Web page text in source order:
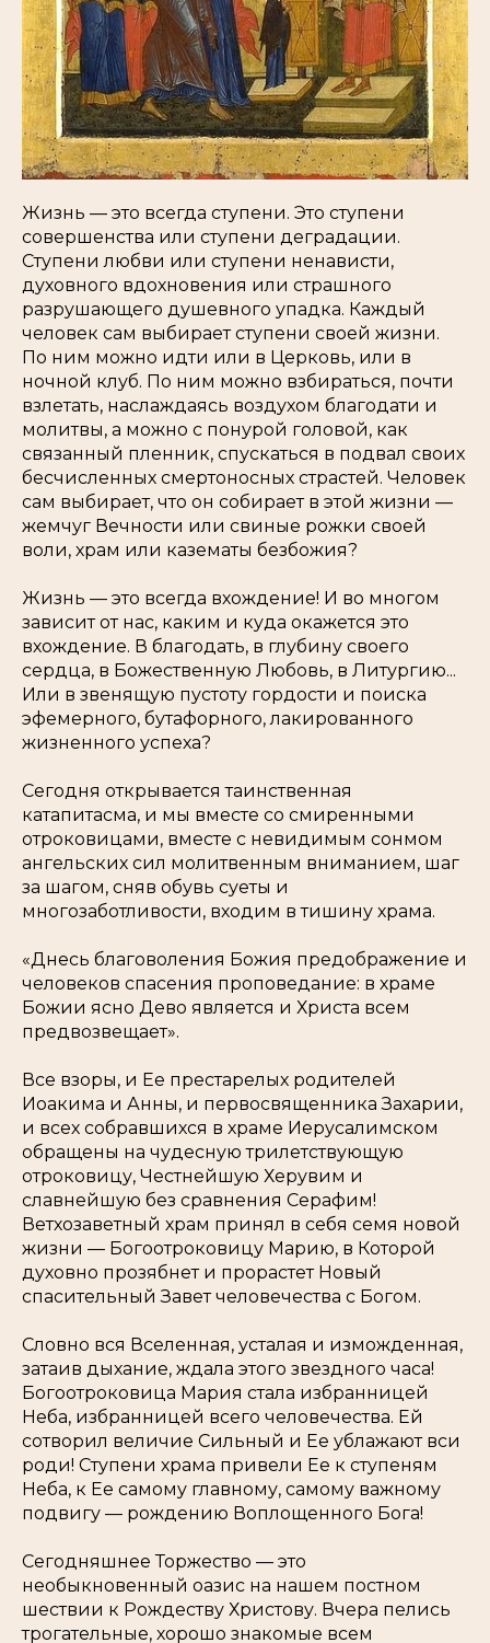
Жизнь — это всегда ступени. Это ступени
совершенства или ступени деградации.
Ступени любви или ступени ненависти,
духовного вдохновения или страшного
разрушающего душевного упадка. Каждый
человек сам выбирает ступени своей жизни.
По ним можно идти или в Церковь, или в
ночной клуб. По ним можно взбираться, почти
взлетать, наслаждаясь воздухом благодати и
молитвы, а можно с понурой головой, как
связанный пленник, спускаться в подвал своих
бесчисленных смертоносных страстей. Человек
сам выбирает, что он собирает в этой жизни —
жемчуг Вечности или свиные рожки своей
воли, храм или казематы безбожия?
Жизнь — это всегда вхождение! И во многом
зависит от нас, каким и куда окажется это
вхождение. В благодать, в глубину своего
сердца, в Божественную Любовь, в Литургию...
Или в звенящую пустоту гордости и поиска
эфемерного, бутафорного, лакированного
жизненного успеха?
Сегодня открывается таинственная
катапитасма, и мы вместе со смиренными
отроковицами, вместе с невидимым сонмом
ангельских сил молитвенным вниманием, шаг
за шагом, сняв обувь суеты и
многозаботливости, входим в тишину храма.
«Днесь благоволения Божия предображение и
человеков спасения проповедание: в храме
Божии ясно Дево является и Христа всем
предвозвещает».
Все взоры, и Ее престарелых родителей
Иоакима и Анны, и первосвященника Захарии,
и всех собравшихся в храме Иерусалимском
обращены на чудесную трилетствующую
отроковицу, Честнейшую Херувим и
славнейшую без сравнения Серафим!
Ветхозаветный храм принял в себя семя новой
жизни — Богоотроковицу Марию, в Которой
духовно прозябнет и прорастет Новый
спасительный Завет человечества с Богом.
Словно вся Вселенная, усталая и изможденная,
затаив дыхание, ждала этого звездного часа!
Богоотроковица Мария стала избранницей
Неба, избранницей всего человечества. Ей
сотворил величие Сильный и Ее ублажают вси
роди! Ступени храма привели Ее к ступеням
Неба, к Ее самому главному, самому важному
подвигу — рождению Воплощенного Бога!
Сегодняшнее Торжество — это
необыкновенный оазис на нашем постном
шествии к Рождеству Христову. Вчера пелись
трогательные, хорошо знакомые всем